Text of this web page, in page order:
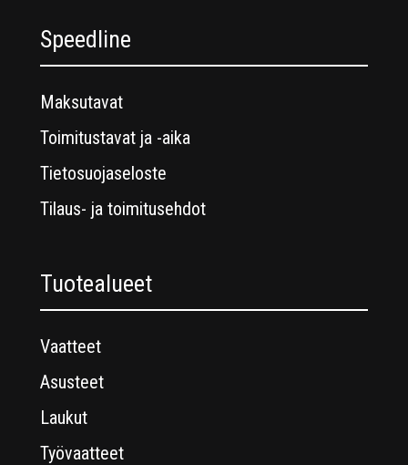
Speedline
Maksutavat
Toimitustavat ja -aika
Tietosuojaseloste
Tilaus- ja toimitusehdot
Tuotealueet
Vaatteet
Asusteet
Laukut
Työvaatteet